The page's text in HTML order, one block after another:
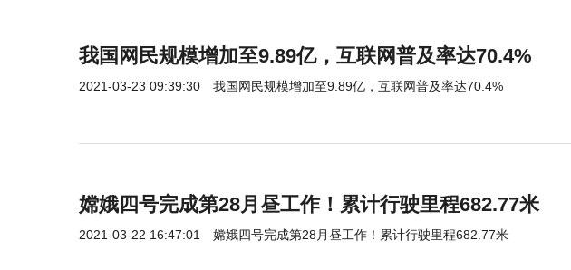
我国网民规模增加至9.89亿，互联网普及率达70.4%
2021-03-23 09:39:30 我国网民规模增加至9.89亿，互联网普及率达70.4%
嫦娥四号完成第28月昼工作！累计行驶里程682.77米
2021-03-22 16:47:01 嫦娥四号完成第28月昼工作！累计行驶里程682.77米